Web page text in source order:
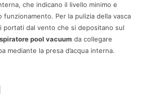
che indicano il livello minimo e
funzionamento. Per la pulizia della vasca
portati dal vento che si depositano sul
pool vacuum da collegare
mediante la presa d’acqua interna.